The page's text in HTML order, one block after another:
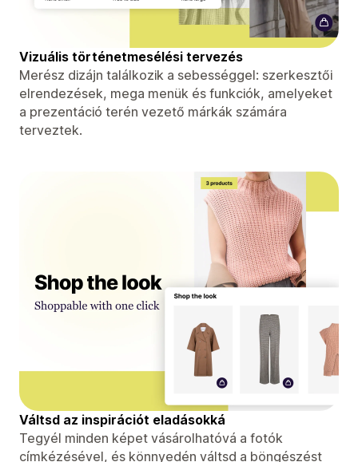
Vizuális történetmesélési tervezés
Merész dizájn találkozik a sebességgel: szerkesztői
elrendezések, mega menük és funkciók, amelyeket
a prezentáció terén vezető márkák számára
terveztek.
Váltsd az inspirációt eladásokká
Tegyél minden képet vásárolhatóvá a fotók
címkézésével, és könnyedén váltsd a böngészést